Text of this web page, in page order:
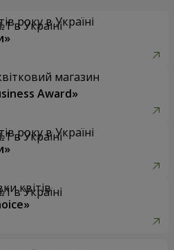
року в Україні
магазин
Award»
року в Україні
квітів